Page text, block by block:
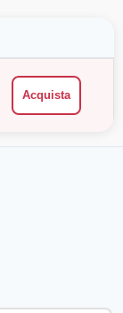
Acquista